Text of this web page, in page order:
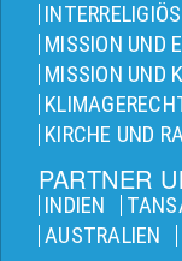
MISSION UND
MISSION UND
KIRCHE UND
PARTNER
INDIEN
AUSTRALIEN